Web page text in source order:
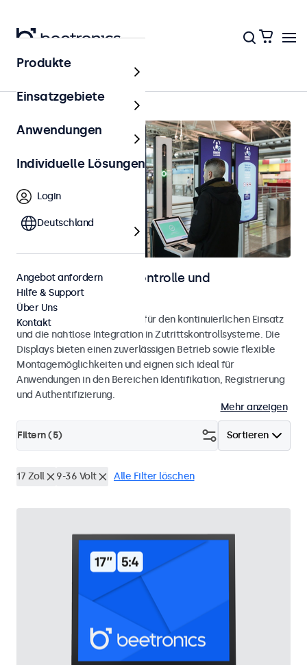
Zutrittskontrolle
Displays für Zutrittskontrolle und
Identifikation
Monitore und Touchscreens für den kontinuierlichen Einsatz
und die nahtlose Integration in Zutrittskontrollsysteme. Die
Displays bieten einen zuverlässigen Betrieb sowie flexible
Montagemöglichkeiten und eignen sich ideal für
Anwendungen in den Bereichen Identifikation, Registrierung
und Authentifizierung.
Mehr anzeigen
Sortieren
Filtern (5)
17 Zoll 9-36 Volt Alle Filter löschen
Produkte
Einsatzgebiete
Anwendungen
Individuelle Lösungen
Login
Deutschland
Angebot anfordern
Hilfe & Support
Über Uns
Kontakt